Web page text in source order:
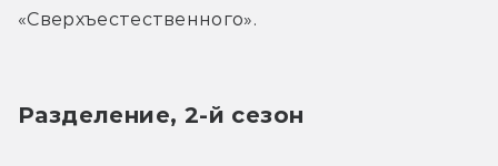
«Сверхъестественного».
Разделение, 2-й сезон